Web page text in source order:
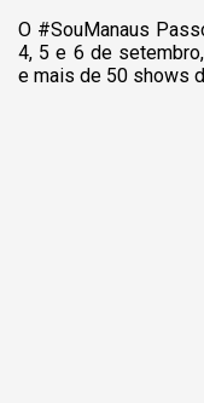
O #SouManaus
4, 5 e 6 de
e mais de 50 shows